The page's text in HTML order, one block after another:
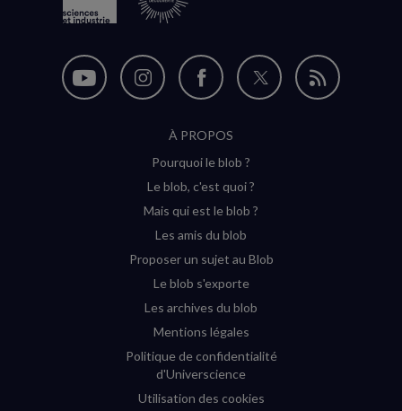
Nous
Nous
Instagram
(nouvelle
Nous
sur
Facebook
(nouvelle
Nous
Flux
À PROPOS
Pourquoi le blob ?
Le blob, c'est quoi ?
Mais qui est le blob ?
Les amis du blob
Proposer un sujet au Blob
Le blob s'exporte
Les archives du blob
Mentions légales
Politique de confidentialité
d'Universcience
Utilisation des cookies